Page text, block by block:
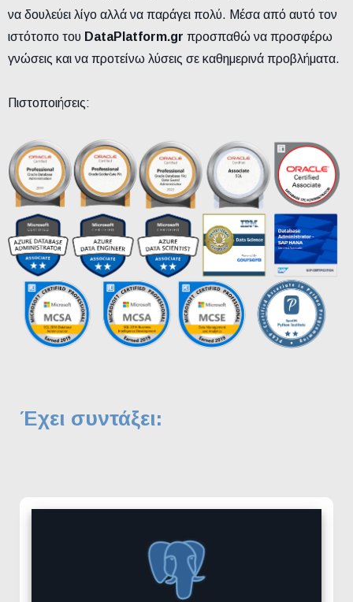
να δουλεύει λίγο αλλά να παράγει πολύ. Μέσα από αυτό τον
ιστότοπο του DataPlatform.gr προσπαθώ να προσφέρω
γνώσεις και να προτείνω λύσεις σε καθημερινά προβλήματα.
Πιστοποιήσεις:
Έχει συντάξει: